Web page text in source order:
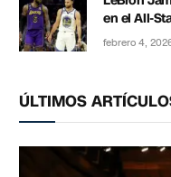
en el All-
febrero 4,
ÚLTIMOS